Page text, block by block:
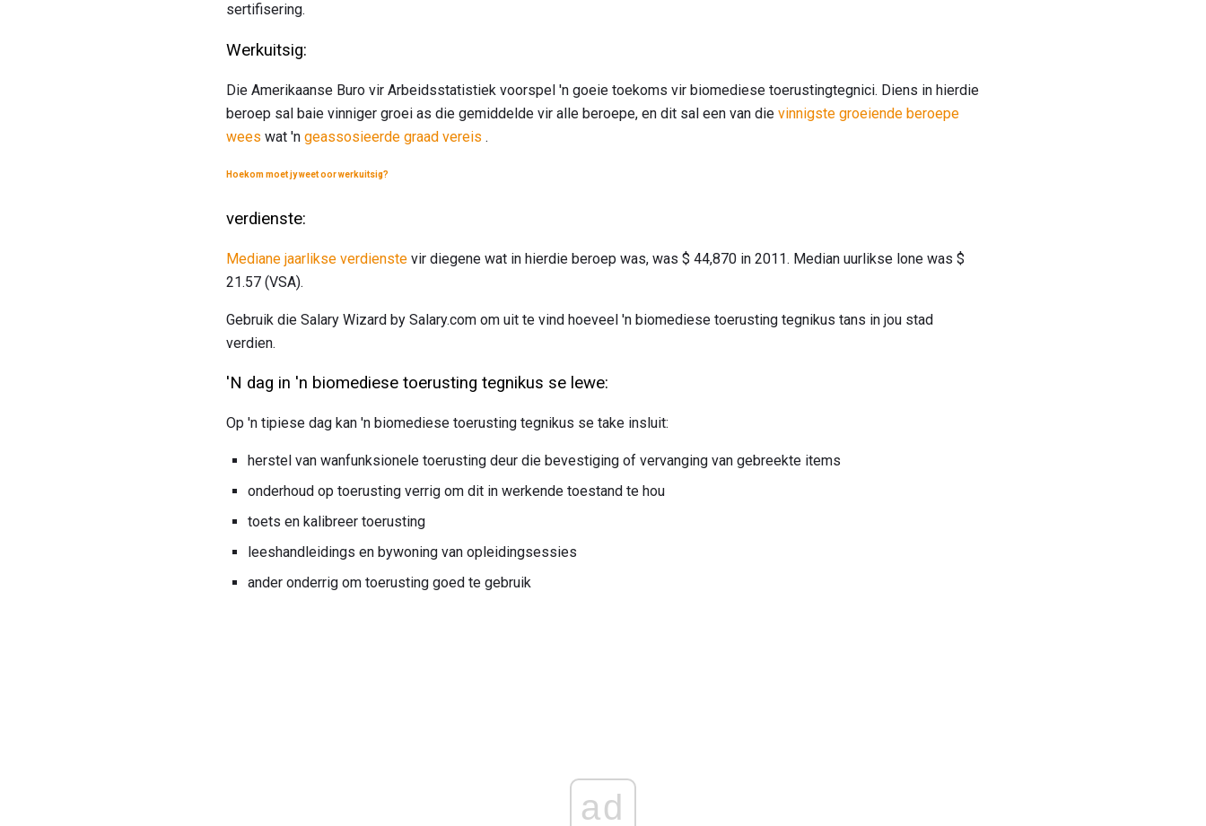
sertifisering.
Werkuitsig:
Die Amerikaanse Buro vir Arbeidsstatistiek voorspel 'n goeie toekoms vir biomediese toerustingtegnici. Diens in hierdie
beroep sal baie vinniger groei as die gemiddelde vir alle beroepe, en dit sal een van die vinnigste groeiende beroepe
wees wat 'n geassosieerde graad vereis .
Hoekom moet jy weet oor werkuitsig?
verdienste:
Mediane jaarlikse verdienste vir diegene wat in hierdie beroep was, was $ 44,870 in 2011. Median uurlikse lone was $
21.57 (VSA).
Gebruik die Salary Wizard by Salary.com om uit te vind hoeveel 'n biomediese toerusting tegnikus tans in jou stad
verdien.
'N dag in 'n biomediese toerusting tegnikus se lewe:
Op 'n tipiese dag kan 'n biomediese toerusting tegnikus se take insluit:
herstel van wanfunksionele toerusting deur die bevestiging of vervanging van gebreekte items
onderhoud op toerusting verrig om dit in werkende toestand te hou
toets en kalibreer toerusting
leeshandleidings en bywoning van opleidingsessies
ander onderrig om toerusting goed te gebruik
ad